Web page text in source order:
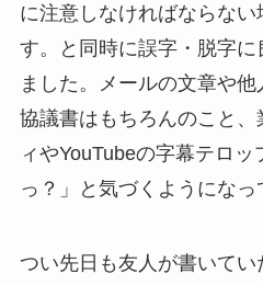
に注意しなければならない
す。と同時に誤字・脱字に
ました。メールの文章や
協議書はもちろんのこと
ィやYouTubeの字幕テロ
っ？」と気づくようになっ
つい先日も友人が書いて